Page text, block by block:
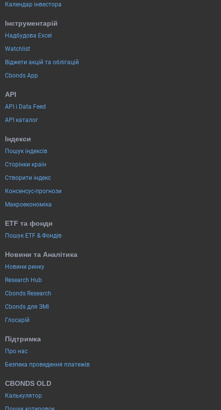
Календар інвестора
Інструментарій
Надбудова Excel
Watchlist
Віджети акцій та облігацій
Cbonds App
API
API і Data Feed
API каталог
Індекси
Пошук індексів
Сторінки країн
Створити індекс
Консенсус-прогнози
Макроекономіка
ETF та фонди
Пошук ETF & Фондів
Новини та Аналітика
Новини ринку
Research Hub
Cbonds Research
Cbonds для ЗМІ
Глосарій
Підтримка
Про нас
Безпека проведення платежів
CBONDS OLD
Калькулятор